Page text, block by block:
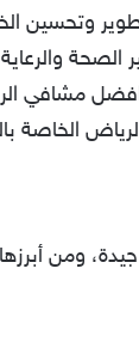
وتحسين
والرعاية
افضل مشافي
الخاصة
ومن أبرزها